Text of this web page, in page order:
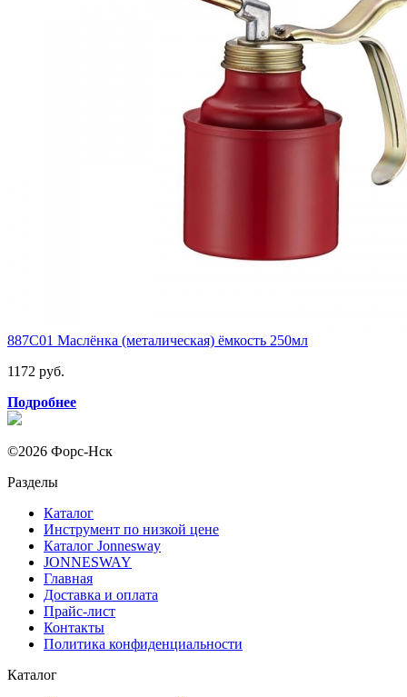
887C01 Маслёнка (металическая) ёмкость 250мл
1172 руб.
Подробнее
©2026 Форс-Нск
Разделы
Каталог
Инструмент по низкой цене
Каталог Jonnesway
JONNESWAY
Главная
Доставка и оплата
Прайс-лист
Контакты
Политика конфиденциальности
Каталог